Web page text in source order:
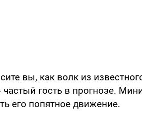
вы, как волк из
гость в прогнозе.
его попятное движение.